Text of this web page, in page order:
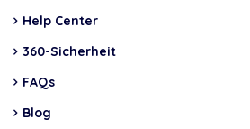
Help Center
360-Sicherheit
FAQs
Blog